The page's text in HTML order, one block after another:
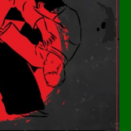
da Inter de Milão,
do Boca Juniors.
Sint-Truiden, da
clube pelo qual
a atenção do River